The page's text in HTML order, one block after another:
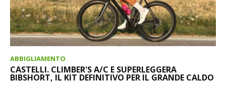
ABBIGLIAMENTO
CASTELLI. CLIMBER'S A/C E SUPERLEGGERA
BIBSHORT, IL KIT DEFINITIVO PER IL GRANDE CALDO